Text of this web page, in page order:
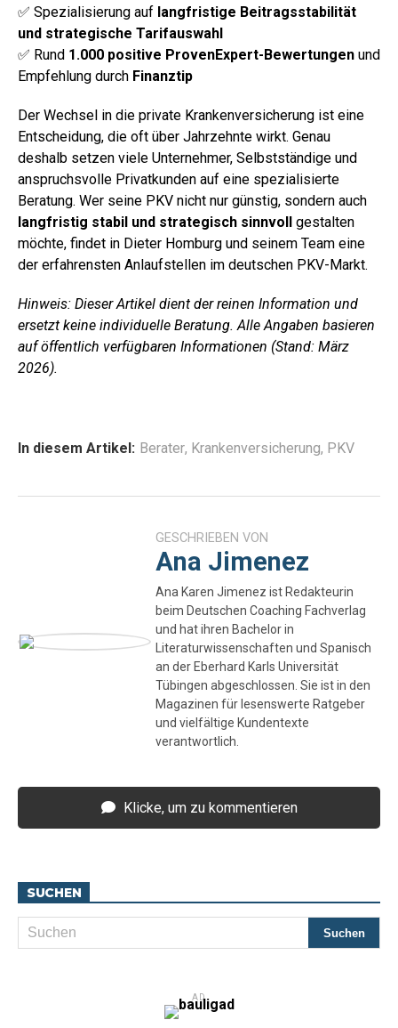
✅ Spezialisierung auf langfristige Beitragsstabilität
und strategische Tarifauswahl
✅ Rund 1.000 positive ProvenExpert-Bewertungen und
Empfehlung durch Finanztip
Der Wechsel in die private Krankenversicherung ist eine
Entscheidung, die oft über Jahrzehnte wirkt. Genau
deshalb setzen viele Unternehmer, Selbstständige und
anspruchsvolle Privatkunden auf eine spezialisierte
Beratung. Wer seine PKV nicht nur günstig, sondern auch
langfristig stabil und strategisch sinnvoll gestalten
möchte, findet in Dieter Homburg und seinem Team eine
der erfahrensten Anlaufstellen im deutschen PKV-Markt.
Hinweis: Dieser Artikel dient der reinen Information und
ersetzt keine individuelle Beratung. Alle Angaben basieren
auf öffentlich verfügbaren Informationen (Stand: März
2026).
In diesem Artikel: Berater, Krankenversicherung, PKV
GESCHRIEBEN VON
Ana Jimenez
Ana Karen Jimenez ist Redakteurin
beim Deutschen Coaching Fachverlag
und hat ihren Bachelor in
Literaturwissenschaften und Spanisch
an der Eberhard Karls Universität
Tübingen abgeschlossen. Sie ist in den
Magazinen für lesenswerte Ratgeber
und vielfältige Kundentexte
verantwortlich.
Klicke, um zu kommentieren
SUCHEN
AD